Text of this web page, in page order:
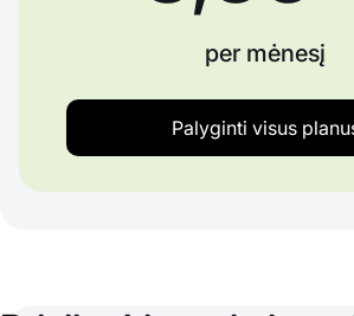
per mėnesį
Palyginti visus